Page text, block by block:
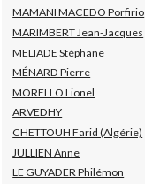
MAMANI MACEDO Porfirio
MARIMBERT Jean-Jacques
MELIADE Stéphane
MÉNARD Pierre
MORELLO Lionel
ARVEDHY
CHETTOUH Farid (Algérie)
JULLIEN Anne
LE GUYADER Philémon